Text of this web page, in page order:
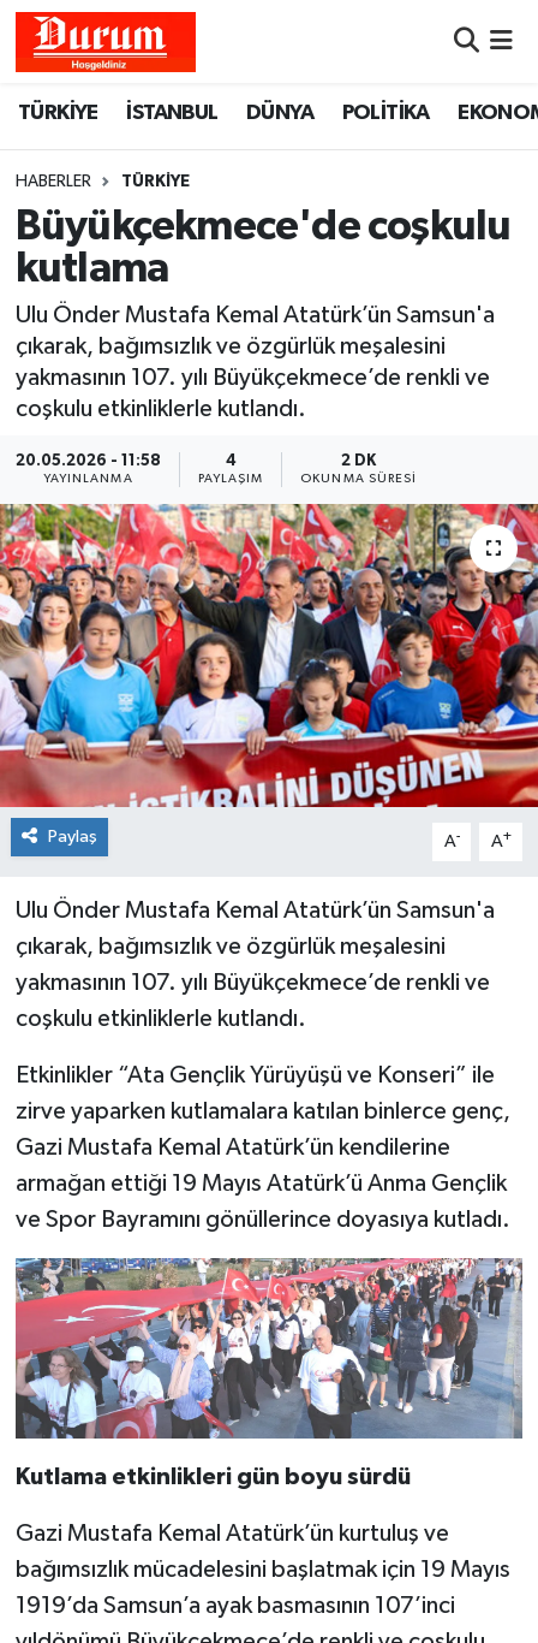
TÜRKİYE İSTANBUL DÜNYA POLİTİKA
HABERLER TÜRKİYE
Büyükçekmece'de coşkulu
kutlama
Ulu Önder Mustafa Kemal Atatürk’ün Samsun'a
çıkarak, bağımsızlık ve özgürlük meşalesini
yakmasının 107. yılı Büyükçekmece’de renkli ve
coşkulu etkinliklerle kutlandı.
20.05.2026 - 11:58
YAYINLANMA
4
PAYLAŞIM
2 DK
OKUNMA SÜRESI
Paylaş A- A+
Ulu Önder Mustafa Kemal Atatürk’ün Samsun'a
çıkarak, bağımsızlık ve özgürlük meşalesini
yakmasının 107. yılı Büyükçekmece’de renkli ve
coşkulu etkinliklerle kutlandı.
Etkinlikler “Ata Gençlik Yürüyüşü ve Konseri” ile
zirve yaparken kutlamalara katılan binlerce genç,
Gazi Mustafa Kemal Atatürk’ün kendilerine
armağan ettiği 19 Mayıs Atatürk’ü Anma Gençlik
ve Spor Bayramını gönüllerince doyasıya kutladı.
Kutlama etkinlikleri gün boyu sürdü
Gazi Mustafa Kemal Atatürk’ün kurtuluş ve
bağımsızlık mücadelesini başlatmak için 19 Mayıs
1919’da Samsun’a ayak basmasının 107’inci
Hava Durumu
Namaz Vakitleri
Trafik Durumu
Süper Lig Puan Durumu ve Fikstür
Tüm Manşetler
Son Dakika Haberleri
Haber Arşivi